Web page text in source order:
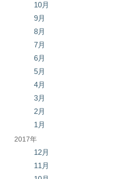
10月
9月
8月
7月
6月
5月
4月
3月
2月
1月
2017年
12月
11月